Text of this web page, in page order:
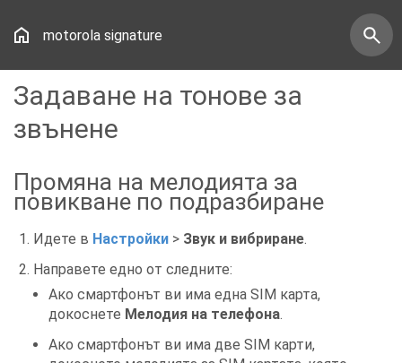
motorola signature
Задаване на тонове за
звънене
Промяна на мелодията за
повикване по подразбиране
Идете в Настройки > Звук и вибриране.
Направете едно от следните:
Ако смартфонът ви има една SIM карта,
докоснете Мелодия на телефона.
Ако смартфонът ви има две SIM карти,